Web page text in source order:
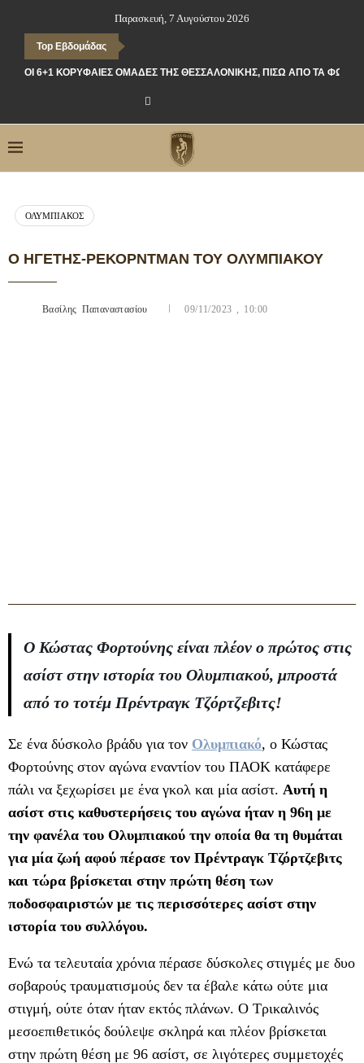
Παρασκευή, 7 Αυγούστου 2026
Top Εβδομάδας
ΟΙ 6+1 ΚΟΡΥΦΑΊΕΣ ΟΜΆΔΕΣ ΤΗΣ ΘΕΣΣΑΛΟΝΊΚΗΣ, ΠΊΣΩ ΑΠΌ ΤΑ ΦΏΤΑ
ΟΛΥΜΠΙΑΚΌΣ
Ο ΗΓΈΤΗΣ-ΡΈΚΟΡΝΤΜΑΝ ΤΟΥ ΟΛΥΜΠΙΑΚΟΎ
Βασίλης Παπαναστασίου 09/11/2023 , 10:00
Ο Κώστας Φορτούνης είναι πλέον ο πρώτος στις
ασίστ στην ιστορία του Ολυμπιακού, μπροστά
από το τοτέμ Πρέντραγκ Τζόρτζεβιτς!
Σε ένα δύσκολο βράδυ για τον Ολυμπιακό, ο Κώστας
Φορτούνης στον αγώνα εναντίον του ΠΑΟΚ κατάφερε
πάλι να ξεχωρίσει με ένα γκολ και μία ασίστ. Αυτή η
ασίστ στις καθυστερήσεις του αγώνα ήταν η 96η με
την φανέλα του Ολυμπιακού την οποία θα τη θυμάται
για μία ζωή αφού πέρασε τον Πρέντραγκ Τζόρτζεβιτς
και τώρα βρίσκεται στην πρώτη θέση των
ποδοσφαιριστών με τις περισσότερες ασίστ στην
ιστορία του συλλόγου.
Ενώ τα τελευταία χρόνια πέρασε δύσκολες στιγμές με δυο
σοβαρούς τραυματισμούς δεν τα έβαλε κάτω ούτε μια
στιγμή, ούτε όταν ήταν εκτός πλάνων. Ο Τρικαλινός
μεσοεπιθετικός δούλεψε σκληρά και πλέον βρίσκεται
στην πρώτη θέση με 96 ασίστ, σε λιγότερες συμμετοχές